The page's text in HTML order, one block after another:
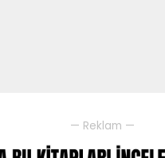
— Reklam —